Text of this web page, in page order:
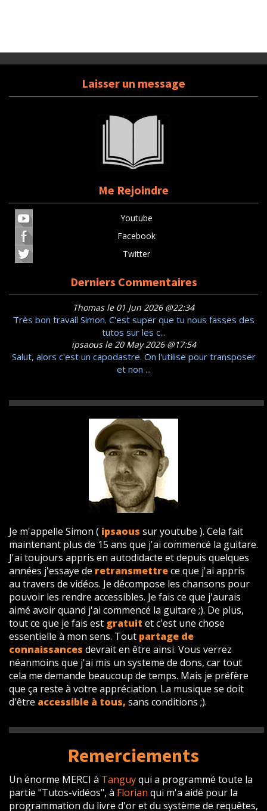
Laisser un message
Me Rejoindre
Youtube
Facebook
Twitter
Derniers Commentaires
Thomas le 01 Jun 2026 @22:34
Très bon travail Simon. C'est super que tu nous fasses des
tutos sur les c...
ipsaous le 20 May 2026 @17:54
Salut, alors c'est un capodastre. On l'utilise pour transposer
et non ...
Je m'appelle Simon ( ipsaous sur youtube ). Cela fait
maintenant plus de 15 ans que j'ai commencé la guitare.
J'ai toujours appris en autodidacte et depuis quelques
années j'essaye de retransmettrece que j'ai appris
au travers de vidéos. Je décompose les chansons pour
pouvoir les rendre accessibles. Je fais ce que j'aurais
aimé avoir quand j'ai commencé la guitare ;). De plus,
tout ce que je fais est gratuit et c'est une chose
essentielle à mon sens. Tout partage de
connaissances devrait en être ainsi. Vous verrez
néanmoins que j'ai mis un systeme de dons, car tout
cela me demande beaucoup de temps. Mais je préfère
que ça reste à votre appréciation. La musique se doit
d'être accessible à tous, sans conditions ;).
Remerciements
Un énorme MERCI à Tanguyqui a programmé toute la
partie "Tutos-vidéos", à Florian qui m'a aidé pour la
programmation du livre d'or et du système de requêtes,